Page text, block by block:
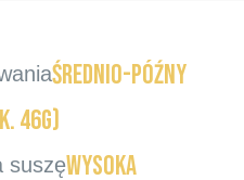
średnio-późny
46g)
suszęwysoka